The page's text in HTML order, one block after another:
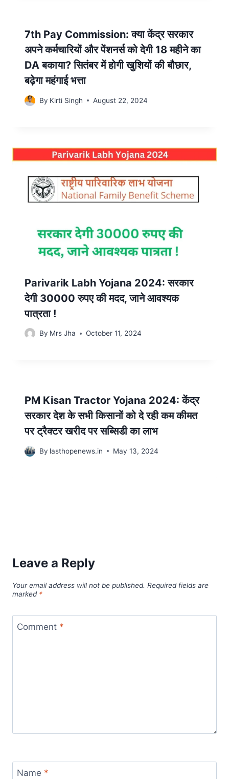
7th Pay Commission: क्या केंद्र सरकार
अपने कर्मचारियों और पेंशनर्स को देगी 18 महीने का
DA बकाया? सितंबर में होगी खुशियों की बौछार,
बढ़ेगा महंगाई भत्ता
By Kirti Singh August 22, 2024
Parivarik Labh Yojana 2024: सरकार
देगी 30000 रुपए की मदद, जाने आवश्यक
पात्रता !
By Mrs Jha October 11, 2024
PM Kisan Tractor Yojana 2024: केंद्र
सरकार देश के सभी किसानों को दे रही कम कीमत
पर ट्रैक्टर खरीद पर सब्सिडी का लाभ
By lasthopenews.in May 13, 2024
Leave a Reply
Your email address will not be published. Required fields are
marked *
Comment *
Name *